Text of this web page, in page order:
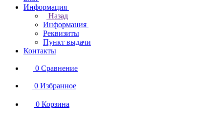
Информация
Назад
Информация
Реквизиты
Пункт выдачи
Контакты
0 Сравнение
0 Избранное
0 Корзина